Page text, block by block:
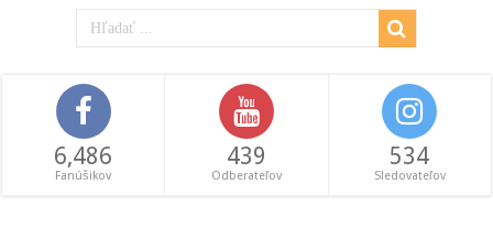
6,486
Fanúšikov
439
Odberateľov
534
Sledovateľov